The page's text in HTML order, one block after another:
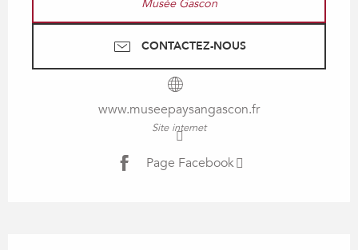
Musée Gascon
CONTACTEZ-NOUS
www.museepaysangascon.fr
Site internet
Page Facebook